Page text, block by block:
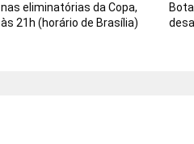
nas eliminatórias da Copa,
às 21h (horário de Brasília)